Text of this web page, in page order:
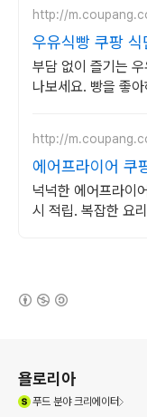
http://
우유식빵 쿠팡 식
부담 없이 즐기는
나보세요. 빵을 좋
http://
에어프라이어 쿠
넉넉한 에어프라이
시 적립. 복잡한 요
욜로리아
푸드분야 크리에이터